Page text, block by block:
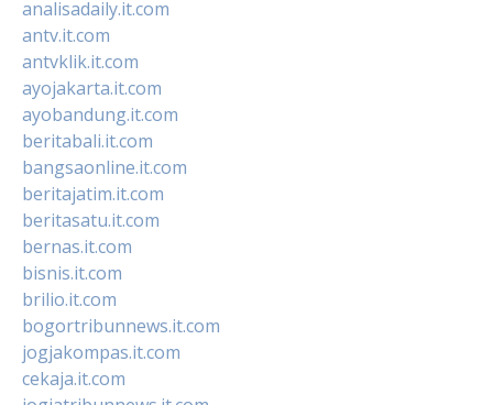
analisadaily.it.com
antv.it.com
antvklik.it.com
ayojakarta.it.com
ayobandung.it.com
beritabali.it.com
bangsaonline.it.com
beritajatim.it.com
beritasatu.it.com
bernas.it.com
bisnis.it.com
brilio.it.com
bogortribunnews.it.com
jogjakompas.it.com
cekaja.it.com